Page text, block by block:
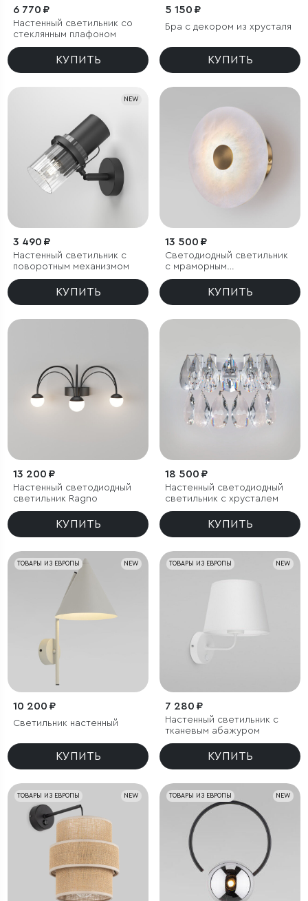
6 770 ₽
Настенный светильник со
стеклянным плафоном
КУПИТЬ
5 150 ₽
Бра с декором из хрусталя
КУПИТЬ
NEW
3 490 ₽
Настенный светильник с
поворотным механизмом
КУПИТЬ
13 500 ₽
Светодиодный светильник
с мраморным
рассеивателем
КУПИТЬ
13 200 ₽
Настенный светодиодный
светильник Ragno
КУПИТЬ
18 500 ₽
Настенный светодиодный
светильник с хрусталем
КУПИТЬ
NEW
ТОВАРЫ ИЗ ЕВРОПЫ
10 200 ₽
Светильник настенный
КУПИТЬ
NEW
ТОВАРЫ ИЗ ЕВРОПЫ
7 280 ₽
Настенный светильник с
тканевым абажуром
КУПИТЬ
NEW
ТОВАРЫ ИЗ ЕВРОПЫ NEW
ТОВАРЫ ИЗ ЕВРОПЫ